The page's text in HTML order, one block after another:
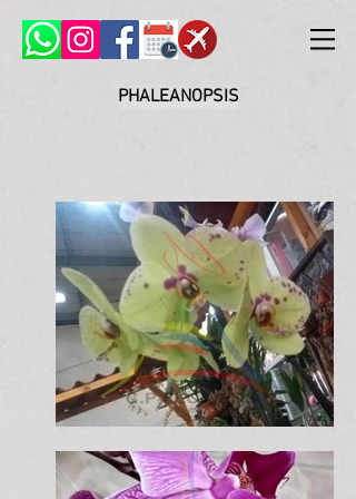
PHALEANOPSIS